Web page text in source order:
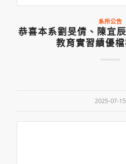
系所公告
恭喜本系劉旻倩、陳宜
教育實習績優
2025-07-15